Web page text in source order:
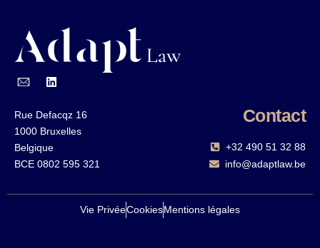
Rue Defacqz 16
1000 Bruxelles
Belgique
BCE 0802 595 321
Contact
+32 490 51 32 88‬
info@adaptlaw.be
Vie PrivéeCookiesMentions légales